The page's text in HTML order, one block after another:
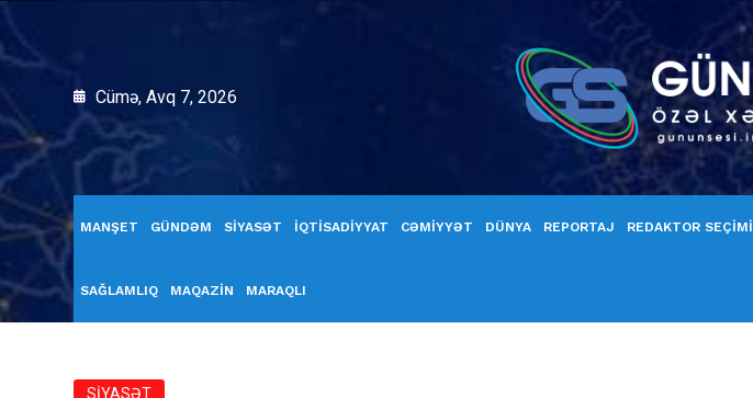
Cümə, Avq 7, 2026
MANŞET GÜNDƏM SİYASƏT İQTİSADİYYAT CƏMİYYƏT DÜNYA REPORTAJ REDAKTOR SEÇİMİ
SAĞLAMLIQ MAQAZİN MARAQLI
SİYASƏT